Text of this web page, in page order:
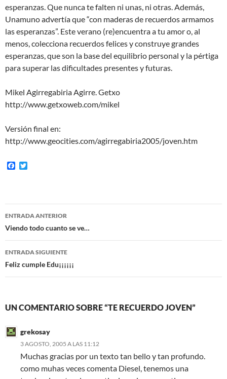
esperanzas. Que nunca te falten ni unas, ni otras. Además,
Unamuno advertía que “con maderas de recuerdos armamos
las esperanzas”. Este verano (re)encuentra a tu amor o, al
menos, colecciona recuerdos felices y construye grandes
esperanzas, que son la base del equilibrio personal y la pértiga
para superar las dificultades presentes y futuras.
Mikel Agirregabiria Agirre. Getxo
http://www.getxoweb.com/mikel
Versión final en:
http://www.geocities.com/agirregabiria2005/joven.htm
F
o
o
e
r
Navegación
de
entradas
ENTRADA ANTERIOR
Viendo todo cuanto se ve…
ENTRADA SIGUIENTE
Feliz cumple Edu¡¡¡¡¡¡
UN COMENTARIO SOBRE “TE RECUERDO JOVEN”
grekosay
3 AGOSTO, 2005 A LAS 11:12
Muchas gracias por un texto tan bello y tan profundo.
como muhas veces comenta Diesel, tenemos una